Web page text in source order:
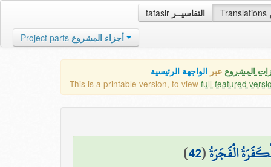
tafasir التفاسيــر Translations
Project parts أجزاء المشروع
المشروع عبر الواجهة الرئيسية
This is a printable version, to view full-featured
الْفَجَرَةُ(
42
)